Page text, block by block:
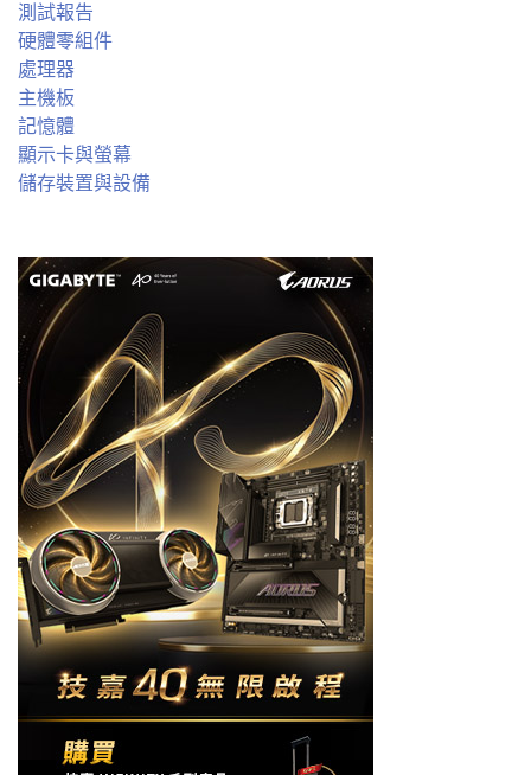
測試報告
硬體零組件
處理器
主機板
記憶體
顯示卡與螢幕
儲存裝置與設備